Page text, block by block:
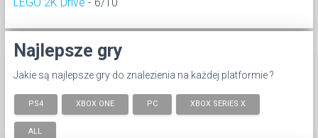
Najlepsze gry
Jakie są najlepsze gry do znalezienia na każdej platformie ?
PS4 XBOX ONE PC XBOX SERIES X
ALL